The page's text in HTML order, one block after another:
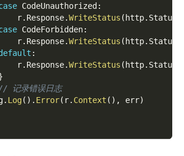
CodeUnauthorized :
r
. Response.WriteStatus ( http.
CodeForbidden:
r
. Response.WriteStatus ( http.
:
r
. Response.WriteStatus ( http.
记录错误日志
. Log( ) . Error( r. Context ( ) , err)